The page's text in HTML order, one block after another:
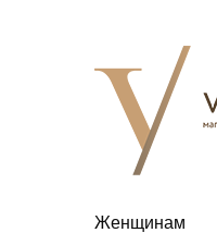
Женщинам